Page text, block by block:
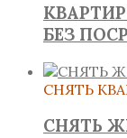
БЕЗ
СНЯТЬ
СНЯТЬ